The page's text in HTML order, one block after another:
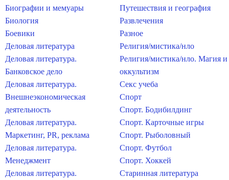
Биографии и мемуары
Биология
Боевики
Деловая литература
Деловая литература.
Банковское дело
Деловая литература.
Внешнеэкономическая
деятельность
Деловая литература.
Маркетинг, PR, реклама
Деловая литература.
Менеджмент
Деловая литература.
Путешествия и география
Развлечения
Разное
Религия/мистика/нло
Религия/мистика/нло. Магия и
оккультизм
Секс учеба
Спорт
Спорт. Бодибилдинг
Спорт. Карточные игры
Спорт. Рыболовный
Спорт. Футбол
Спорт. Хоккей
Старинная литература